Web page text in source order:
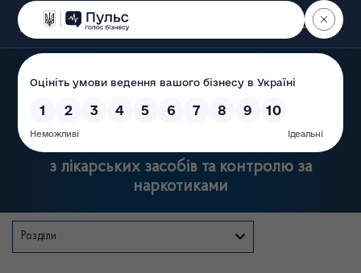
Пошук
Державна служба України
з лікарських засобів та контролю за
наркотиками
Розділи